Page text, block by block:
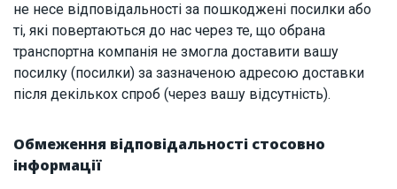
не несе відповідальності за пошкоджені посилки або
ті, які повертаються до нас через те, що обрана
транспортна компанія не змогла доставити вашу
посилку (посилки) за зазначеною адресою доставки
після декількох спроб (через вашу відсутність).
Обмеження відповідальності стосовно
інформації